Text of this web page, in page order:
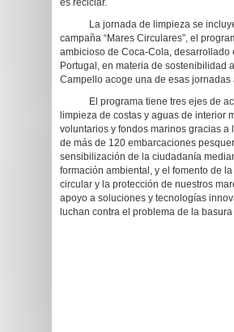
es reciclar.
La jornada de limpieza se
campaña “Mares Circulares”, el
ambicioso de Coca-Cola, desarrollado
Portugal, en materia de sostenibilidad
Campello acoge una de esas jornadas
El programa tiene tres ejes de
limpieza de costas y aguas de interior
voluntarios y fondos marinos gracias a
de más de 120 embarcaciones
sensibilización de la ciudadanía
formación ambiental, y el fomento de
circular y la protección de nuestros
apoyo a soluciones y tecnologías
luchan contra el problema de la